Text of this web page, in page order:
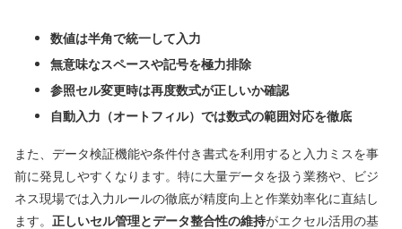
数値は半角で統一して入力
無意味なスペースや記号を極力排除
参照セル変更時は再度数式が正しいか確認
自動入力（オートフィル）では数式の範囲対応を徹底
また、データ検証機能や条件付き書式を利用すると入力ミスを事
前に発見しやすくなります。特に大量データを扱う業務や、ビジ
ネス現場では入力ルールの徹底が精度向上と作業効率化に直結し
ます。 正しいセル管理とデータ整合性の維持がエクセル活用の基